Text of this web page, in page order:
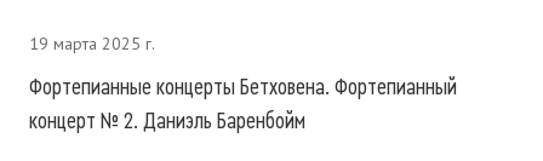
19 марта 2025 г.
Фортепианные концерты Бетховена. Фортепианный
концерт № 2. Даниэль Баренбойм